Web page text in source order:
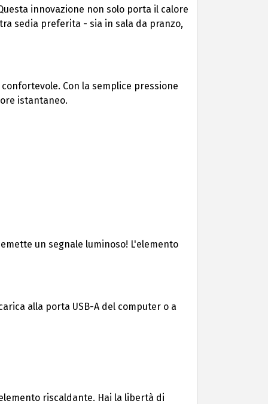
innovazione non solo porta il calore
sedia preferita - sia in sala da pranzo,
Con la semplice pressione
istantaneo.
un segnale luminoso! L'elemento
alla porta USB-A del computer o a
riscaldante. Hai la libertà di